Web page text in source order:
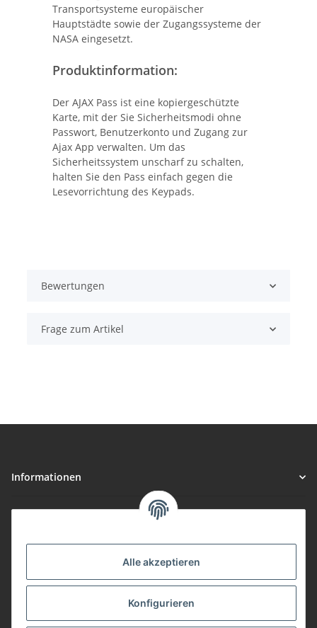
Alle akzeptieren
Konfigurieren
Transportsysteme europäischer
Hauptstädte sowie der Zugangssysteme der
NASA eingesetzt.
Produktinformation:
Der AJAX Pass ist eine kopiergeschützte
Karte, mit der Sie Sicherheitsmodi ohne
Passwort, Benutzerkonto und Zugang zur
Ajax App verwalten. Um das
Sicherheitssystem unscharf zu schalten,
halten Sie den Pass einfach gegen die
Lesevorrichtung des Keypads.
Bewertungen
Frage zum Artikel
Informationen
Gute Preis/Leistung